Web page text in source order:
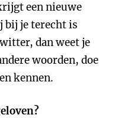
een nieuwe
bij je terecht is
dan weet je
woorden, doe
kennen.